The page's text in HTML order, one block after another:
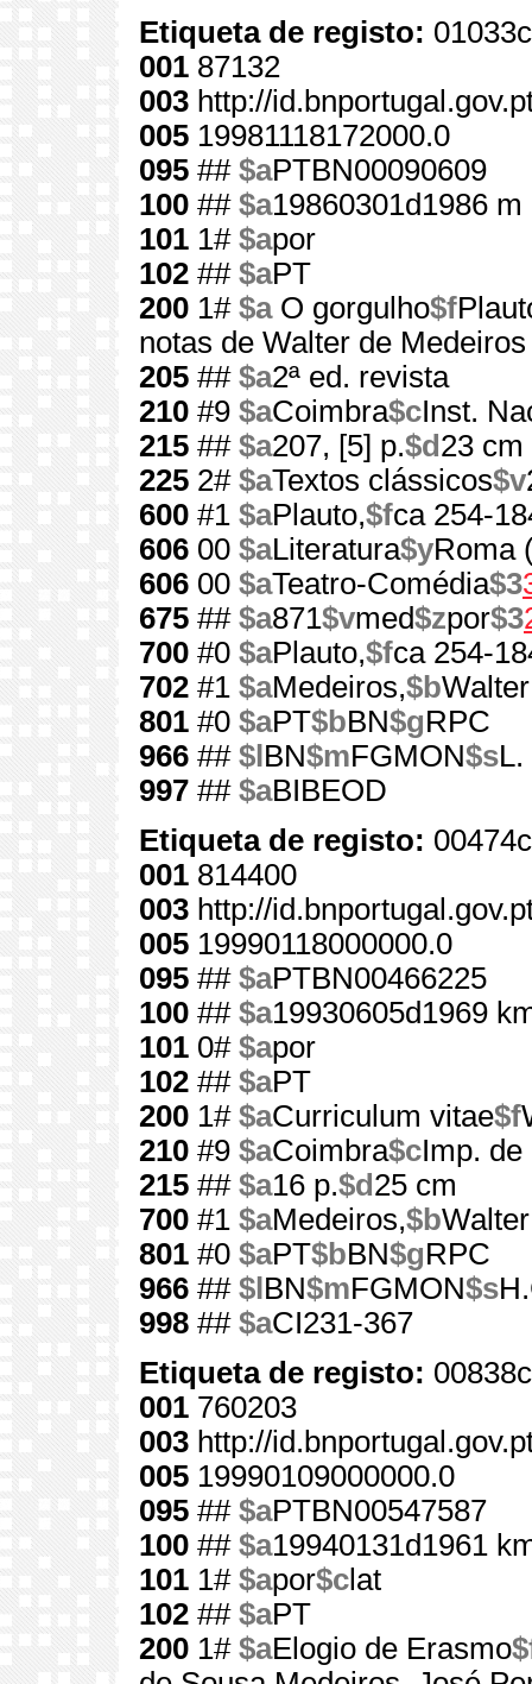
Etiqueta de registo:
001 87132
003 http://
005 19981118172000.0
095 ## $aPTBN00090609
100 ## $a19860301d1986
101 1# $apor
102 ## $aPT
200 1# $aO gorgulho$f
notas de Walter de Medeiros
205 ## $a2ª ed. revista
210 #9 $aCoimbra$cInst.
215 ## $a207, [5] p.$d 23 cm
225 2# $aTextos clássicos$v
600 #1 $aPlauto,$fca 254-
606 00 $aLiteratura$yRoma
606 00 $aTeatro-Comédia$3
675 ## $a871$vmed$zpor$3
700 #0 $aPlauto,$fca 254-
702 #1 $aMedeiros,$b
801 #0 $aPT$bBN$gRPC
966 ## $l BN$mFGMON$sL.
997 ## $aBIBEOD
Etiqueta de registo:
001 814400
003 http://
005 19990118000000.0
095 ## $aPTBN00466225
100 ## $a19930605d1969
101 0# $apor
102 ## $aPT
200 1# $aCurriculum vitae$f
210 #9 $aCoimbra$cImp.
215 ## $a16 p.$d 25 cm
700 #1 $aMedeiros,$b
801 #0 $aPT$bBN$gRPC
966 ## $l BN$mFGMON$s
998 ## $aCI231-367
Etiqueta de registo:
001 760203
003 http://
005 19990109000000.0
095 ## $aPTBN00547587
100 ## $a19940131d1961
101 1# $apor$c lat
102 ## $aPT
200 1# $aElogio de Erasmo